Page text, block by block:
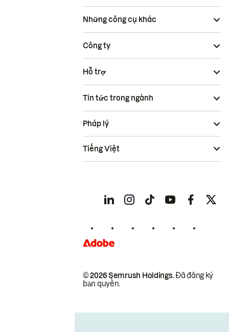
Những công cụ khác
Công ty
Hỗ trợ
Tin tức trong ngành
© 2026 Semrush Holdings.Đã đăng ký
bản quyền.
Pháp lý
Tiếng Việt